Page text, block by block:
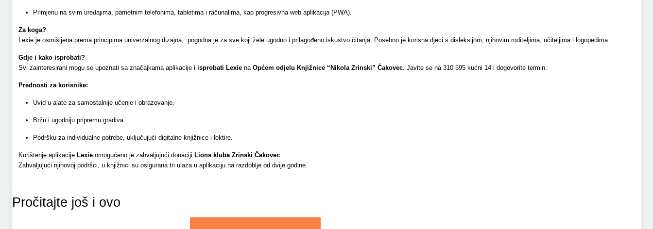
Primjenu na svim uređajima, pametnim telefonima, tabletima i računalima, kao progresivna web aplikacija (PWA).
Za koga?
Lexie je osmišljena prema principima univerzalnog dizajna, pogodna je za sve koji žele ugodno i prilagođeno iskustvo čitanja. Posebno je korisna djeci s disleksijom, njihovim roditeljima, učiteljima i logopedima.
Gdje i kako isprobati?
Svi zainteresirani mogu se upoznati sa značajkama aplikacije i isprobati Lexiena Općem odjelu Knjižnice “Nikola Zrinski” Čakovec. Javite se na 310 595 kućni 14 i dogovorite termin.
Prednosti za korisnike:
Uvid u alate za samostalnije učenje i obrazovanje.
Bržu i ugodniju pripremu gradiva.
Podršku za individualne potrebe, uključujući digitalne knjižnice i lektire.
Korištenje aplikacije Lexieomogućeno je zahvaljujući donaciji Lions kluba Zrinski Čakovec.
Zahvaljujući njihovoj podršci, u knjižnici su osigurana tri ulaza u aplikaciju na razdoblje od dvije godine.
Pročitajte još i ovo